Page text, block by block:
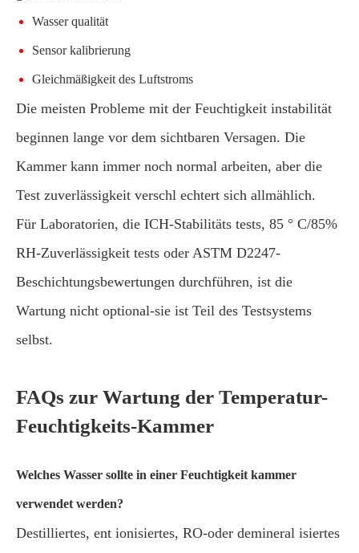
Wasser qualität
Sensor kalibrierung
Gleichmäßigkeit des Luftstroms
Die meisten Probleme mit der Feuchtigkeit instabilität
beginnen lange vor dem sichtbaren Versagen. Die
Kammer kann immer noch normal arbeiten, aber die
Test zuverlässigkeit verschl echtert sich allmählich.
Für Laboratorien, die ICH-Stabilitäts tests, 85 ° C/85%
RH-Zuverlässigkeit tests oder ASTM D2247-
Beschichtungsbewertungen durchführen, ist die
Wartung nicht optional-sie ist Teil des Testsystems
selbst.
FAQs zur Wartung der Temperatur-
Feuchtigkeits-Kammer
Welches Wasser sollte in einer Feuchtigkeit kammer
verwendet werden?
Destilliertes, ent ionisiertes, RO-oder demineral isiertes